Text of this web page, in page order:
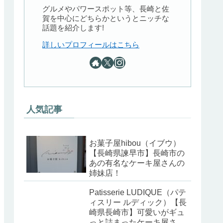
グルメやパワースポット等、長崎と佐
賀を中心にどちらかというとニッチな
話題を紹介します!
詳しいプロフィールはこちら
人気記事
お菓子屋hibou（イブウ）
【長崎県諫早市】長崎市の
あの有名なケーキ屋さんの
姉妹店！
Patisserie LUDIQUE（パテ
ィスリー ルディック）【長
崎県長崎市】可愛いがギュ